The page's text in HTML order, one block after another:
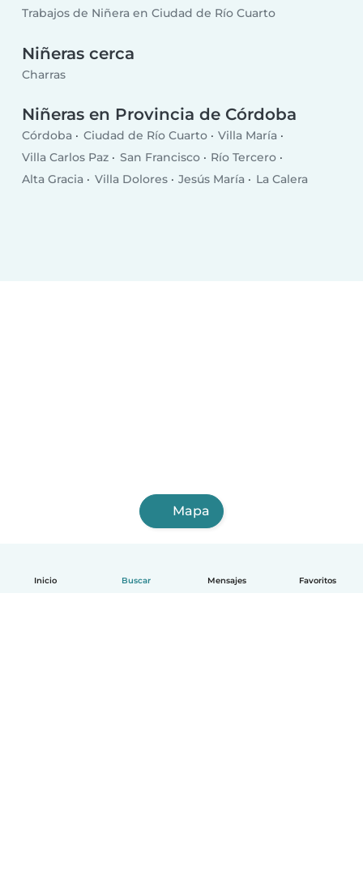
Inicio Buscar Mensajes Favoritos
Trabajos de Niñera en Ciudad de Río Cuarto
Niñeras cerca
Charras
Niñeras en Provincia de Córdoba
Córdoba Ciudad de Río Cuarto
Villa María
Villa Carlos Paz
San Francisco
Río Tercero
Alta Gracia
Villa Dolores Jesús María La Calera
Mapa